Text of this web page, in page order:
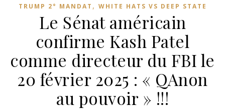
TRUMP 2° MANDAT , WHITE HATS VS DEEP STATE
Le Sénat américain
confirme Kash Patel
comme directeur du FBI le
20 février 2025 : « QAnon
au pouvoir » !!!